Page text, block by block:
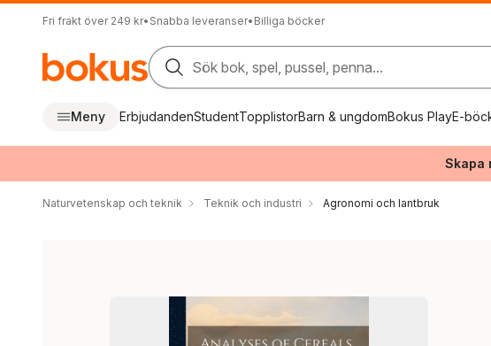
Fri frakt över 249 kr• Snabba leveranser• Billiga böcker
Sök bok, spel, pussel, penna...
Meny ErbjudandenStudentTopplistorBarn & ungdomBokus PlayE-
Skapa
Naturvetenskap och teknik Teknik och industri Agronomi och lantbruk